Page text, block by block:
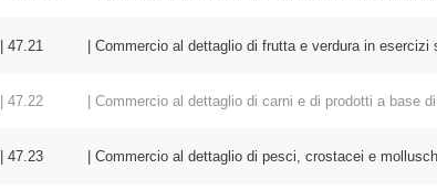
| 47.21 | Commercio al dettaglio di frutta e verdura in esercizi
| 47.22 | Commercio al dettaglio di carni e di prodotti a base di
| 47.23 | Commercio al dettaglio di pesci, crostacei e